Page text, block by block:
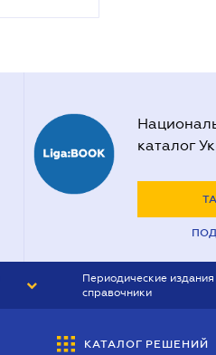
каталог
Периодические издания
справочники
БУХГАЛТЕР&ЗАКОН
КАТАЛОГ РЕШЕНИЙ